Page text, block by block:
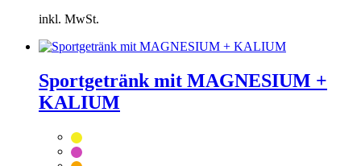
inkl. MwSt.
Zum
hinzufügen
Dieses
Produkt
mehrere
Varianten
Sportgetränk mit MAGNESIUM +
KALIUM